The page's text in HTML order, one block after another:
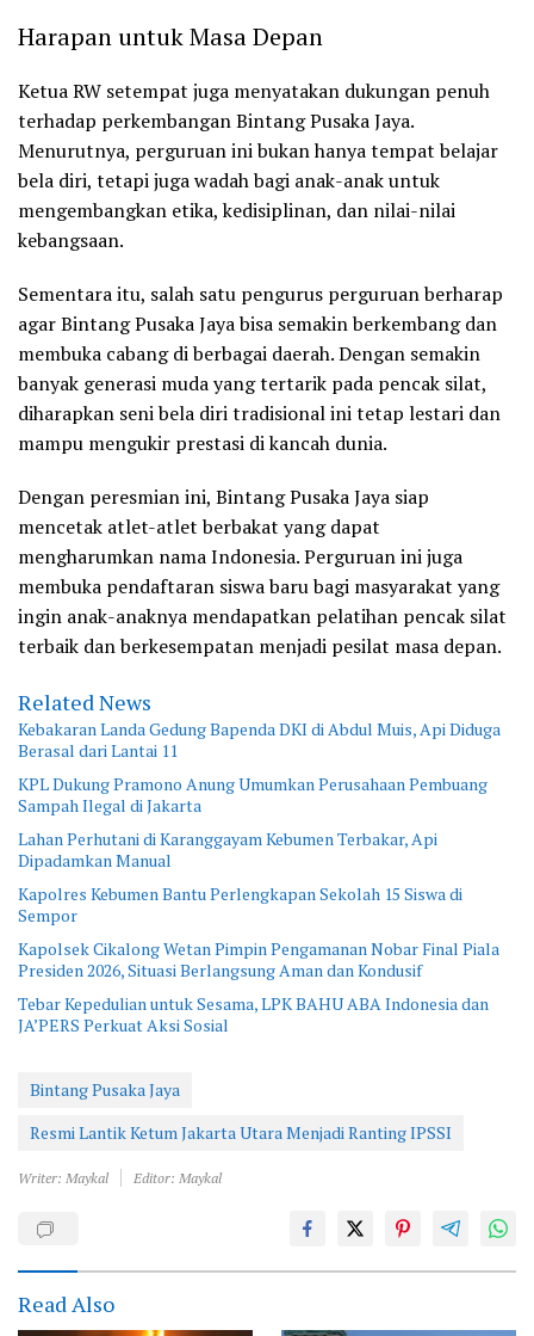
Harapan untuk Masa Depan
Ketua RW setempat juga menyatakan dukungan penuh
terhadap perkembanganBintang Pusaka Jaya.
Menurutnya, perguruan ini bukan hanya tempat belajar
bela diri, tetapi juga wadah bagi anak-anak untuk
mengembangkan etika, kedisiplinan, dan nilai-nilai
kebangsaan.
Sementara itu, salah satu pengurus perguruan berharap
agarBintang Pusaka Jayabisa semakin berkembang dan
membuka cabang di berbagai daerah. Dengan semakin
banyak generasi muda yang tertarik pada pencak silat,
diharapkan seni bela diri tradisional ini tetap lestari dan
mampu mengukir prestasi di kancah dunia.
Dengan peresmian ini, Bintang Pusaka Jaya siap
mencetak atlet-atlet berbakat yang dapat
mengharumkan nama Indonesia. Perguruan ini juga
membuka pendaftaran siswa barubagi masyarakat yang
ingin anak-anaknya mendapatkan pelatihan pencak silat
terbaik dan berkesempatan menjadi pesilat masa depan.
Related News
Kebakaran Landa Gedung Bapenda DKI di Abdul Muis, Api Diduga
Berasal dari Lantai 11
KPL Dukung Pramono Anung Umumkan Perusahaan Pembuang
Sampah Ilegal di Jakarta
Lahan Perhutani di Karanggayam Kebumen Terbakar, Api
Dipadamkan Manual
Kapolres Kebumen Bantu Perlengkapan Sekolah 15 Siswa di
Sempor
Kapolsek Cikalong Wetan Pimpin Pengamanan Nobar Final Piala
Presiden 2026, Situasi Berlangsung Aman dan Kondusif
Tebar Kepedulian untuk Sesama, LPK BAHU ABA Indonesia dan
JA’PERS Perkuat Aksi Sosial
Bintang Pusaka Jaya
Resmi Lantik Ketum Jakarta Utara Menjadi Ranting IPSSI
Writer: Maykal Editor: Maykal
Read Also